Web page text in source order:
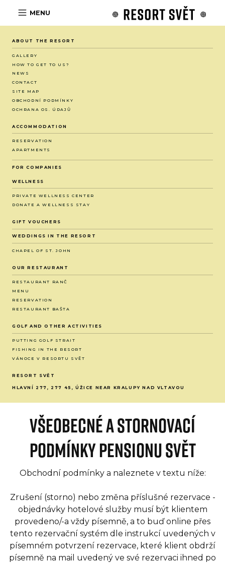
MENU
ABOUT THE RESORT
GALLERY
HOW TO GET TO US?
NEWS
CONTACT
SITE MAP
OBCHODNÍ PODMÍNKY
OCHRANA OS. ÚDAJŮ
ACCOMMODATION
RESERVATION
APARTMENTS
FOR COMPANIES
WELLNESS
PRIVATE WELLNESS CENTER
DONATE A WELLNESS STAY
GIFT VOUCHERS
WEDDINGS IN THE RESORT
CHAPEL OF ST. JOHN
OUR RESTAURANT
RESTAURANT RANČ
MENU
RESERVATION
RESTAURANT BAŠTA
GOLF AND OTHER ACTIVITIES
PUTTING GOLF STRAIT
FISHING IN THE RESORT
VÁNOCE V RESORTU SVĚT
RESORT SVĚT
HLAVNÍ 277, 277 45, ÚŽICE NEAR KRALUPY NAD VLTAVOU
VŠEOBECNÉ A STORNOVACÍ
PODMÍNKY Pensionu Svět
Obchodní podmínky a naleznete v textu níže:
Zrušení (storno) nebo změna příslušné rezervace -
objednávky hotelové služby musí být klientem
provedeno/-a vždy písemně, a to buď online přes
tento rezervační systém dle instrukcí uvedených v
písemném potvrzení rezervace, které klient obdrží
písemně na mail uvedený ve své rezervaci ihned po